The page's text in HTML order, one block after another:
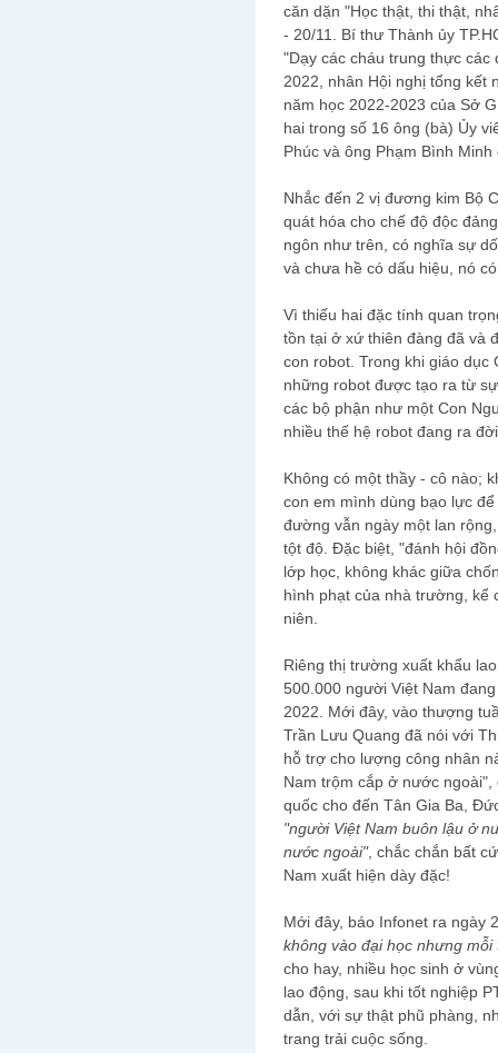
căn dặn "Học thật, thi thật,
- 20/11. Bí thư Thành ủy
"Dạy các cháu trung thực
2022, nhân Hội nghị tổng kết
năm học 2022-2023 của Sở
hai trong số 16 ông (bà) Ủy
Phúc và ông Phạm Bình
Nhắc đến 2 vị đương kim Bộ
quát hóa cho chế độ độc
ngôn như trên, có nghĩa sự
và chưa hề có dấu hiệu, nó
Vì thiếu hai đặc tính quan
tồn tại ở xứ thiên đàng đã và
con robot. Trong khi giáo
những robot được tạo ra từ
các bộ phận như một Con
nhiều thế hệ robot đang ra
Không có một thầy - cô nào;
con em mình dùng bạo lực
đường vẫn ngày một lan
tột độ. Đặc biệt, "đánh hội
lớp học, không khác giữa
hình phạt của nhà trường, kể
niên.
Riêng thị trường xuất khẩu
500.000 người Việt Nam
2022. Mới đây, vào thượng
Trần Lưu Quang đã nói với
hỗ trợ cho lượng công nhân
Nam trộm cắp ở nước
quốc cho đến Tân Gia Ba,
"người Việt Nam buôn lậu ở
nước ngoài", chắc chắn bất
Nam xuất hiện dày đặc!
Mới đây, báo Infonet ra ngày
không vào đại học nhưng
cho hay, nhiều học sinh ở
lao động, sau khi tốt nghiệp
dẫn, với sự thật phũ phàng,
trang trải cuộc sống.